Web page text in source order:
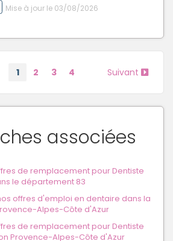
Mise à jour le 03/08/2026
1 2 3 4 Suivant
associées
de remplacement pour Dentiste
le département 83
offres d'emploi en dentaire dans la
Alpes-Côte d'Azur
de remplacement pour Dentiste
Provence-Alpes-Côte d'Azur